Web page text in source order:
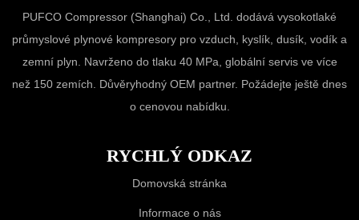
PUFCO Compressor (Shanghai) Co., Ltd. dodává vysokotlaké
průmyslové plynové kompresory pro vzduch, kyslík, dusík, vodík a
zemní plyn. Navrženo do tlaku 40 MPa, globální servis ve více
než 150 zemích. Důvěryhodný OEM partner. Požádejte ještě dnes
o cenovou nabídku.
RYCHLÝ ODKAZ
Domovská stránka
Informace o nás